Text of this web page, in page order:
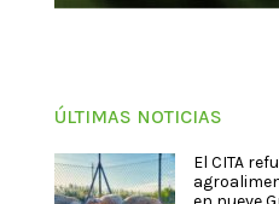
ÚLTIMAS NOTICIAS
El CITA